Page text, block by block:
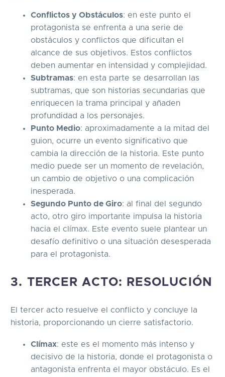
Conflictos y Obstáculos: en este punto el
protagonista se enfrenta a una serie de
obstáculos y conflictos que dificultan el
alcance de sus objetivos. Estos conflictos
deben aumentar en intensidad y complejidad.
Subtramas: en esta parte se desarrollan las
subtramas, que son historias secundarias que
enriquecen la trama principal y añaden
profundidad a los personajes.
Punto Medio: aproximadamente a la mitad del
guion, ocurre un evento significativo que
cambia la dirección de la historia. Este punto
medio puede ser un momento de revelación,
un cambio de objetivo o una complicación
inesperada.
Segundo Punto de Giro: al final del segundo
acto, otro giro importante impulsa la historia
hacia el clímax. Este evento suele plantear un
desafío definitivo o una situación desesperada
para el protagonista.
3. TERCER ACTO: RESOLUCIÓN
El tercer acto resuelve el conflicto y concluye la
historia, proporcionando un cierre satisfactorio.
Clímax: este es el momento más intenso y
decisivo de la historia, donde el protagonista o
antagonista enfrenta el mayor obstáculo. Es el